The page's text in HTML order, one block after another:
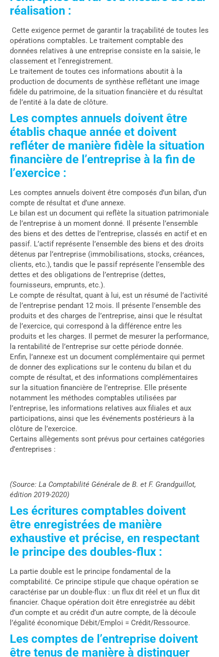
réalisation :
Cette exigence permet de garantir la traçabilité de toutes les
opérations comptables. Le traitement comptable des
données relatives à une entreprise consiste en la saisie, le
classement et l’enregistrement.
Le traitement de toutes ces informations aboutit à la
production de documents de synthèse reflétant une image
fidèle du patrimoine, de la situation financière et du résultat
de l’entité à la date de clôture.
Les comptes annuels doivent être
établis chaque année et doivent
refléter de manière fidèle la situation
financière de l’entreprise à la fin de
l’exercice :
Les comptes annuels doivent être composés d’un bilan, d’un
compte de résultat et d’une annexe.
Le bilan est un document qui reflète la situation patrimoniale
de l’entreprise à un moment donné. Il présente l’ensemble
des biens et des dettes de l’entreprise, classés en actif et en
passif. L’actif représente l’ensemble des biens et des droits
détenus par l’entreprise (immobilisations, stocks, créances,
clients, etc.), tandis que le passif représente l’ensemble des
dettes et des obligations de l’entreprise (dettes,
fournisseurs, emprunts, etc.).
Le compte de résultat, quant à lui, est un résumé de l’activité
de l’entreprise pendant 12 mois. Il présente l’ensemble des
produits et des charges de l’entreprise, ainsi que le résultat
de l’exercice, qui correspond à la différence entre les
produits et les charges. Il permet de mesurer la performance,
la rentabilité de l’entreprise sur cette période donnée.
Enfin, l’annexe est un document complémentaire qui permet
de donner des explications sur le contenu du bilan et du
compte de résultat, et des informations complémentaires
sur la situation financière de l’entreprise. Elle présente
notamment les méthodes comptables utilisées par
l’entreprise, les informations relatives aux filiales et aux
participations, ainsi que les événements postérieurs à la
clôture de l’exercice.
Certains allègements sont prévus pour certaines catégories
d’entreprises :
(Source: La Comptabilité Générale de B. et F. Grandguillot,
édition 2019-2020)
Les écritures comptables doivent
être enregistrées de manière
exhaustive et précise, en respectant
le principe des doubles-flux :
La partie double est le principe fondamental de la
comptabilité. Ce principe stipule que chaque opération se
caractérise par un double-flux : un flux dit réel et un flux dit
financier. Chaque opération doit être enregistrée au débit
d’un compte et au crédit d’un autre compte, de là découle
l’égalité économique Débit/Emploi = Crédit/Ressource.
Les comptes de l’entreprise doivent
être tenus de manière à distinguer